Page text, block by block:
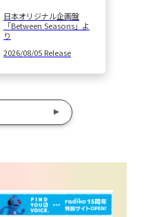
日本オリジナル企画盤
「Between Seasons」よ
り
2026/08/05 Release